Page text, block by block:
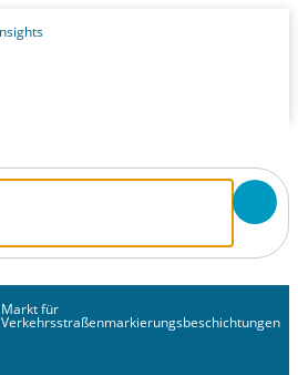
Markt für
Verkehrsstraßenmarkierungsbeschichtungen